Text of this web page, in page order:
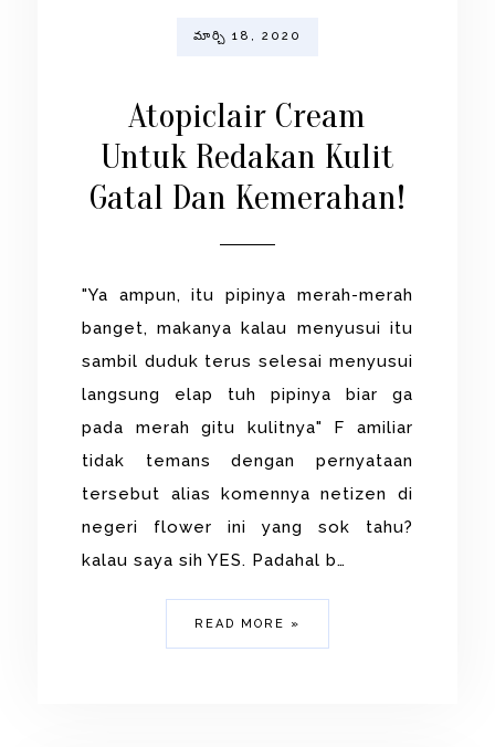
మార్చి 18, 2020
Atopiclair Cream
Untuk Redakan Kulit
Gatal Dan Kemerahan!
"Ya ampun, itu pipinya merah-merah
banget, makanya kalau menyusui itu
sambil duduk terus selesai menyusui
langsung elap tuh pipinya biar ga
pada merah gitu kulitnya" F amiliar
tidak temans dengan pernyataan
tersebut alias komennya netizen di
negeri flower ini yang sok tahu?
kalau saya sih YES. Padahal b…
READ MORE »